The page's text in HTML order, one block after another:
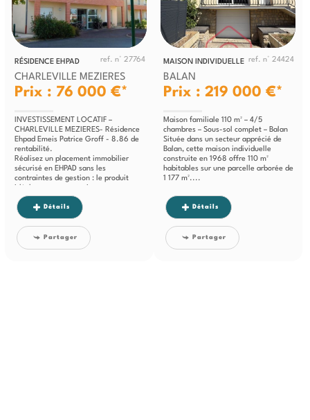
RÉSIDENCE EHPAD ref. n° 27764
CHARLEVILLE MEZIERES
Prix : 76 000 €*
INVESTISSEMENT LOCATIF –
CHARLEVILLE MEZIERES- Résidence
Ehpad Emeis Patrice Groff - 8.86 de
rentabilité.
Réalisez un placement immobilier
sécurisé en EHPAD sans les
contraintes de gestion : le produit
patrimoine immobilier...
Détails
Partager
MAISON INDIVIDUELLE ref. n° 24424
BALAN
Prix : 219 000 €*
Maison familiale 110 m² – 4/5
chambres – Sous-sol complet – Balan
Située dans un secteur apprécié de
Balan, cette maison individuelle
construite en 1968 offre 110 m²
habitables sur une parcelle arborée de
1 177 m²....
Détails
Partager